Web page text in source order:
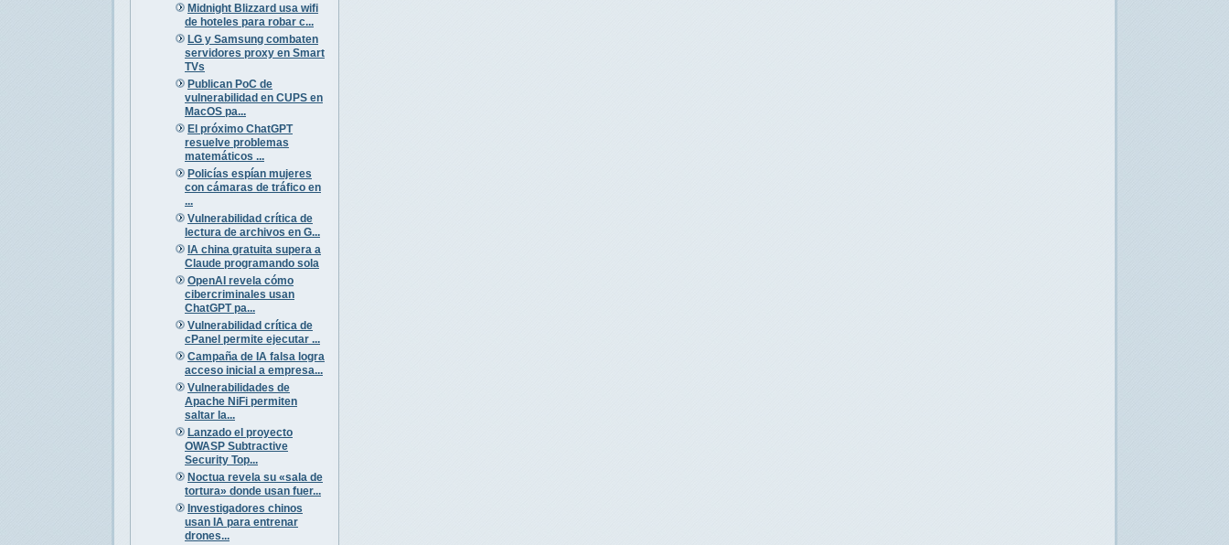
Midnight Blizzard usa wifi
de hoteles para robar c...
LG y Samsung combaten
servidores proxy en Smart
TVs
Publican PoC de
vulnerabilidad en CUPS en
MacOS pa...
El próximo ChatGPT
resuelve problemas
matemáticos ...
Policías espían mujeres
con cámaras de tráfico en
...
Vulnerabilidad crítica de
lectura de archivos en G...
IA china gratuita supera a
Claude programando sola
OpenAI revela cómo
cibercriminales usan
ChatGPT pa...
Vulnerabilidad crítica de
cPanel permite ejecutar ...
Campaña de IA falsa logra
acceso inicial a empresa...
Vulnerabilidades de
Apache NiFi permiten
saltar la...
Lanzado el proyecto
OWASP Subtractive
Security Top...
Noctua revela su «sala de
tortura» donde usan fuer...
Investigadores chinos
usan IA para entrenar
drones...